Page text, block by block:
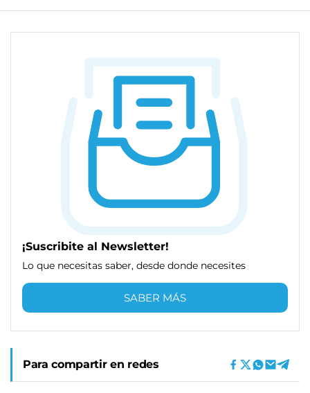
¡Suscribite al Newsletter!
Lo que necesitas saber, desde donde necesites
SABER MÁS
Para compartir en redes